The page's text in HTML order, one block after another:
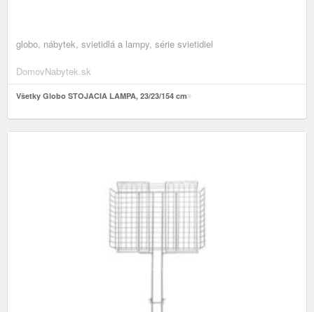
globo, nábytek, svietidlá a lampy, série svietidiel
DomovNabytek.sk
Všetky Globo STOJACIA LAMPA, 23/23/154 cm